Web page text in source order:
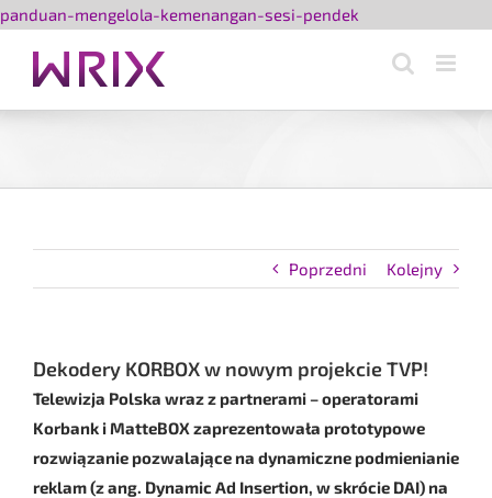
panduan-mengelola-kemenangan-sesi-pendek
zawartości
Poprzedni Kolejny
Dekodery KORBOX w nowym projekcie TVP!
Telewizja Polska wraz z partnerami – operatorami
Korbank i MatteBOX zaprezentowała prototypowe
rozwiązanie pozwalające na dynamiczne podmienianie
reklam (z ang. Dynamic Ad Insertion, w skrócie DAI) na